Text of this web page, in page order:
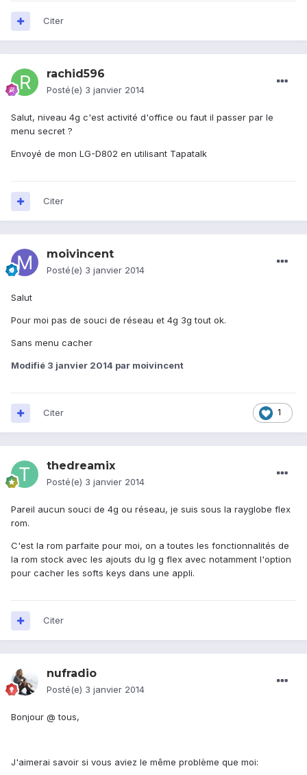
Citer
rachid596
Posté(e) 3 janvier 2014
Salut, niveau 4g c'est activité d'office ou faut il passer par le
menu secret ?
Envoyé de mon LG-D802 en utilisant Tapatalk
Citer
moivincent
Posté(e) 3 janvier 2014
Salut
Pour moi pas de souci de réseau et 4g 3g tout ok.
Sans menu cacher
Modifié 3 janvier 2014 par moivincent
1
Citer
thedreamix
Posté(e) 3 janvier 2014
Pareil aucun souci de 4g ou réseau, je suis sous la rayglobe flex
rom.
C'est la rom parfaite pour moi, on a toutes les fonctionnalités de
la rom stock avec les ajouts du lg g flex avec notamment l'option
pour cacher les softs keys dans une appli.
Citer
nufradio
Posté(e) 3 janvier 2014
Bonjour @ tous,
J'aimerai savoir si vous aviez le même problème que moi: